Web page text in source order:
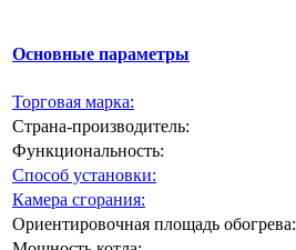
Основные параметры
Торговая марка:
Страна-производитель:
Функциональность:
Способ установки:
Камера сгорания:
Ориентировочная площадь обогрева: